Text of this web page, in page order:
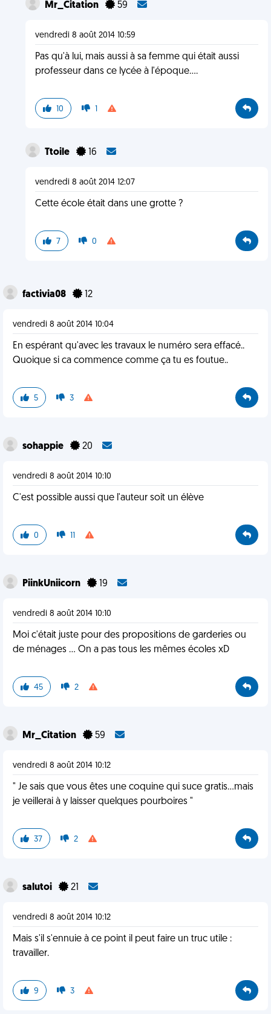
Mr_Citation 59
vendredi 8 août 2014 10:59
Pas qu'à lui, mais aussi à sa femme qui était aussi
professeur dans ce lycée à l'époque....
10 1
Ttoile 16
vendredi 8 août 2014 12:07
Cette école était dans une grotte ?
7 0
factivia08 12
vendredi 8 août 2014 10:04
En espérant qu'avec les travaux le numéro sera effacé..
Quoique si ca commence comme ça tu es foutue..
5 3
sohappie 20
vendredi 8 août 2014 10:10
C'est possible aussi que l'auteur soit un élève
0 11
PiinkUniicorn 19
vendredi 8 août 2014 10:10
Moi c'était juste pour des propositions de garderies ou
de ménages ... On a pas tous les mêmes écoles xD
45 2
Mr_Citation 59
vendredi 8 août 2014 10:12
" Je sais que vous êtes une coquine qui suce gratis...mais
je veillerai à y laisser quelques pourboires "
37 2
salutoi 21
vendredi 8 août 2014 10:12
Mais s'il s'ennuie à ce point il peut faire un truc utile :
travailler.
9 3